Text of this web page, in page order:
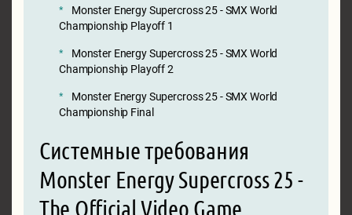
Monster Energy Supercross 25 - SMX World
Championship Playoff 1
Monster Energy Supercross 25 - SMX World
Championship Playoff 2
Monster Energy Supercross 25 - SMX World
Championship Final
Системные требования
Monster Energy Supercross 25 -
The Official Video Game